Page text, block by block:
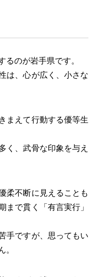
るのが岩手県です。
は、心が広く、小さな
まえて行動する優等生
く、武骨な印象を与え
柔不断に見えることも
まで貫く「有言実行」
手ですが、思ってもい
。